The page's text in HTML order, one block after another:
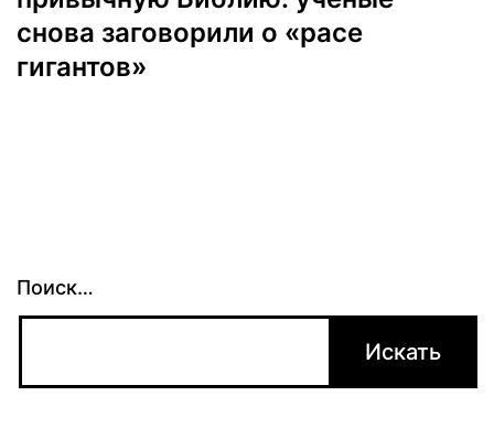
снова заговорили о «расе
гигантов»
Поиск…